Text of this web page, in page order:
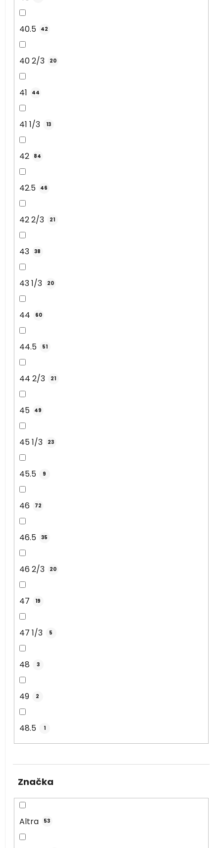
40.5 42
40 2/3 20
41 44
41 1/3 13
42 84
42.5 46
42 2/3 21
43 38
43 1/3 20
44 60
44.5 51
44 2/3 21
45 49
45 1/3 23
45.5 9
46 72
46.5 35
46 2/3 20
47 19
47 1/3 5
48 3
49 2
48.5 1
Značka
Altra 53